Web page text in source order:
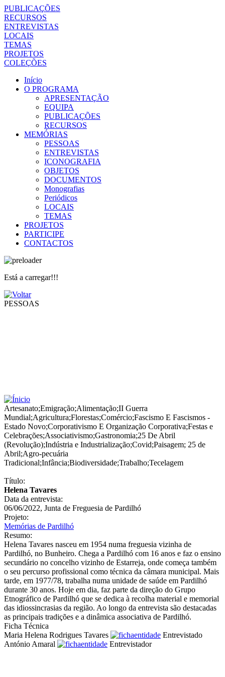
PUBLICAÇÕES
RECURSOS
ENTREVISTAS
LOCAIS
TEMAS
PROJETOS
COLEÇÕES
Início
O PROGRAMA
APRESENTAÇÃO
EQUIPA
PUBLICAÇÕES
RECURSOS
MEMÓRIAS
PESSOAS
ENTREVISTAS
ICONOGRAFIA
OBJETOS
DOCUMENTOS
Monografias
Periódicos
LOCAIS
TEMAS
PROJETOS
PARTICIPE
CONTACTOS
Está a carregar!!!
PESSOAS
Artesanato;Emigração;Alimentação;II Guerra
Mundial;Agricultura;Florestas;Comércio;Fascismo E Fascismos -
Estado Novo;Corporativismo E Organização Corporativa;Festas e
Celebrações;Associativismo;Gastronomia;25 De Abril
(Revolução);Indústria e Industrialização;Covid;Paisagem; 25 de
Abril;Agro-pecuária
Tradicional;Infância;Biodiversidade;Trabalho;Tecelagem
Título:
Helena Tavares
Data da entrevista:
06/06/2022, Junta de Freguesia de Pardilhó
Projeto:
Memórias de Pardilhó
Resumo:
Helena Tavares nasceu em 1954 numa freguesia vizinha de
Pardilhó, no Bunheiro. Chega a Pardilhó com 16 anos e faz o ensino
secundário no concelho vizinho de Estarreja, onde começa também
o seu percurso profissional como técnica da câmara municipal. Mais
tarde, em 1977/78, trabalha numa unidade de saúde em Pardilhó
durante 30 anos. Hoje em dia, faz parte da direção do Grupo
Etnográfico de Pardilhó que se dedica à recolha material e memorial
das idiossincrasias da região. Ao longo da entrevista são destacadas
as principais tradições e a dinâmica associativa de Pardilhó.
Ficha Técnica
Maria Helena Rodrigues Tavares
Entrevistado
António Amaral
Entrevistador